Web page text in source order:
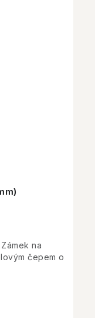
na
čepem o